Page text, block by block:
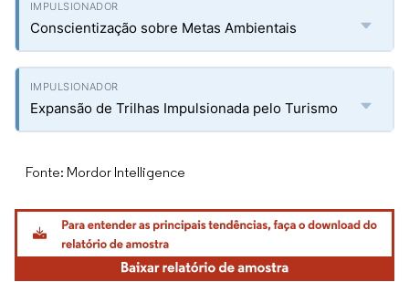
Conscientização sobre Metas Ambientais
Expansão de Trilhas Impulsionada pelo Turismo
Fonte: Mordor Intelligence